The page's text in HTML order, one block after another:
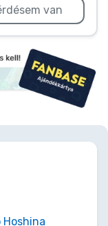
van
Hoshina